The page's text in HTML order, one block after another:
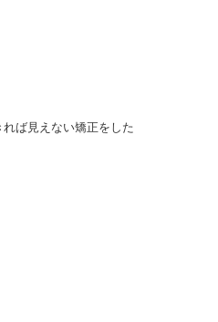
ば見えない矯正をした